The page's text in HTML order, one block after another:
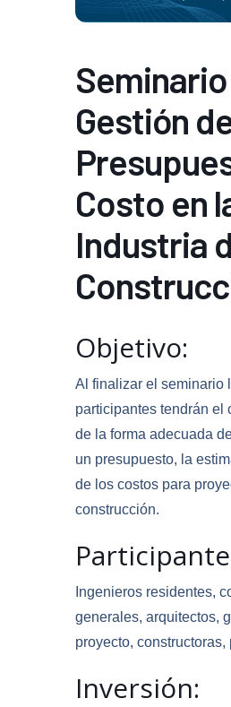
Seminario
Gestión
Costo en
Industria
Objetivo:
Al finalizar el seminario
participantes tendrán el
de la forma adecuada
un presupuesto, la
de los costos para
construcción.
Ingenieros residentes,
generales, arquitectos,
proyecto, constructoras,
Inversión: